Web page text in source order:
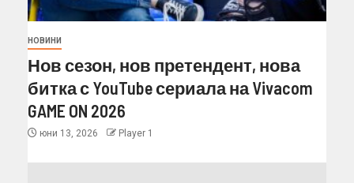
НОВИНИ
Нов сезон, нов претендент, нова
битка с YouTube сериала на Vivacom
GAME ON 2026
юни 13, 2026 Player 1